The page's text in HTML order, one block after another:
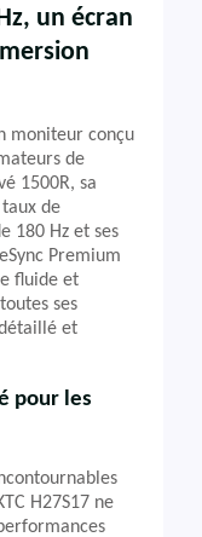
, un écran
moniteur conçu
de
1500R, sa
de
180 Hz et ses
Premium
fluide et
ses
et
pour les
H27S17 ne